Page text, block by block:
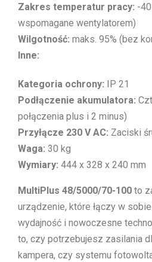
Zakres temperatur pracy: -
wspomagane wentylatorem)
Wilgotność: maks. 95% (bez
Inne:
Kategoria ochrony: IP 21
Podłączenie akumulatora:
połączenia plus i 2 minus)
Przyłącze 230 V AC: Zaciski
Waga: 30 kg
Wymiary: 444 x 328 x 240 mm
MultiPlus 48/5000/70-100 to
urządzenie, które łączy w
wydajność i nowoczesne
to, czy potrzebujesz zasilania
kampera, czy systemu